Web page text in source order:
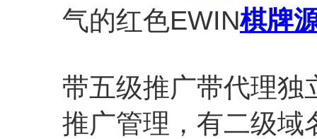
气的红色EWIN棋牌
带五级推广带代理独
推广管理，有二级域